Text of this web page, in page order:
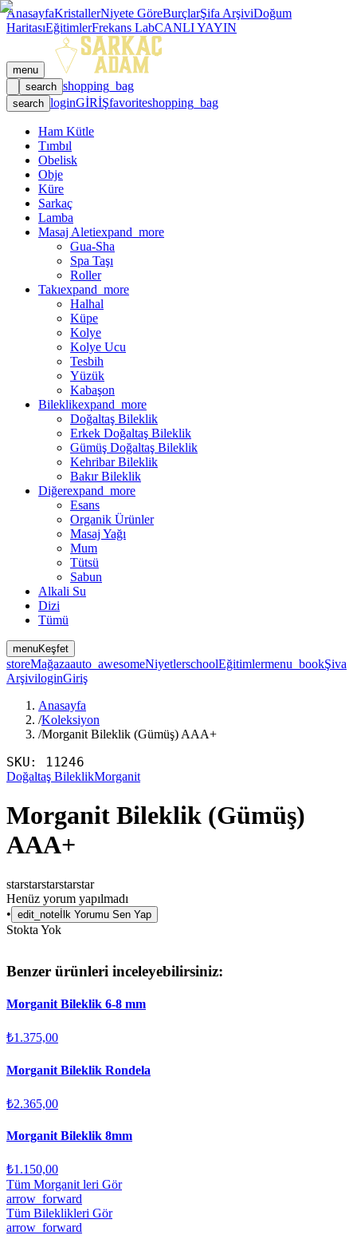
AnasayfaKristallerNiyete GöreBurçlarŞifa ArşiviDoğum
HaritasıEğitimlerFrekans LabCANLI YAYIN
menu
search shopping_bag
search loginGİRİŞfavoriteshopping_bag
Ham Kütle
Tımbıl
Obelisk
Obje
Küre
Sarkaç
Lamba
Masaj Aletiexpand_more
Gua-Sha
Spa Taşı
Roller
Takıexpand_more
Halhal
Küpe
Kolye
Kolye Ucu
Tesbih
Yüzük
Kabaşon
Bileklikexpand_more
Doğaltaş Bileklik
Erkek Doğaltaş Bileklik
Gümüş Doğaltaş Bileklik
Kehribar Bileklik
Bakır Bileklik
Diğerexpand_more
Esans
Organik Ürünler
Masaj Yağı
Mum
Tütsü
Sabun
Alkali Su
Dizi
Tümü
menuKeşfet
storeMağazaauto_awesomeNiyetlerschoolEğitimlermenu_bookŞiva
ArşiviloginGiriş
Anasayfa
/Koleksiyon
/Morganit Bileklik (Gümüş) AAA+
SKU: 11246
Doğaltaş BileklikMorganit
Morganit Bileklik (Gümüş)
AAA+
starstarstarstarstar
Henüz yorum yapılmadı
• edit_note İlk Yorumu Sen Yap
Stokta Yok
Benzer ürünleri inceleyebilirsiniz:
Morganit Bileklik 6-8 mm
₺1.375,00
Morganit Bileklik Rondela
₺2.365,00
Morganit Bileklik 8mm
₺1.150,00
Tüm Morganit leri Gör
arrow_forward
Tüm Bileklikleri Gör
arrow_forward